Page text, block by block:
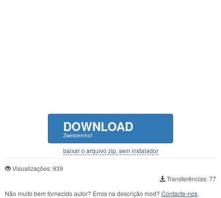
DOWNLOAD
Zweisternhof
baixar o arquivo zip, sem instalador
Visualizações: 939
Transferências: 77
Não muito bem fornecido autor? Erros na descrição mod? Contacte-nos,